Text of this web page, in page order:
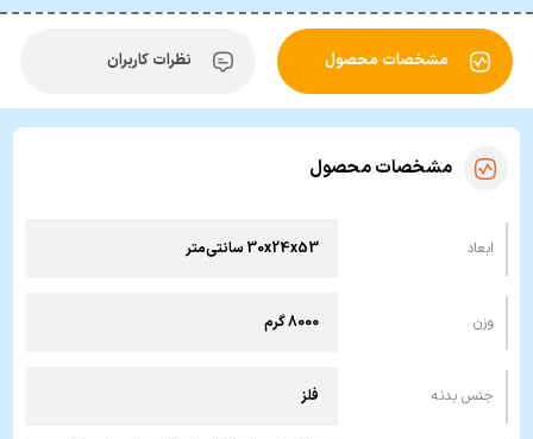
مشخصات محصول نظرات کاربران
مشخصات محصول
ابعاد 30x24x53 سانتی‌متر
وزن 8000 گرم
جنس بدنه فلز